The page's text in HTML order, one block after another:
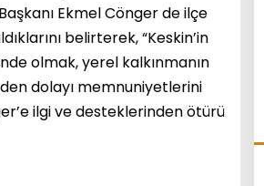
Ekmel Cönger de ilçe
belirterek, “Keskin’in
olmak, yerel kalkınmanın
dolayı memnuniyetlerini
ilgi ve desteklerinden ötürü